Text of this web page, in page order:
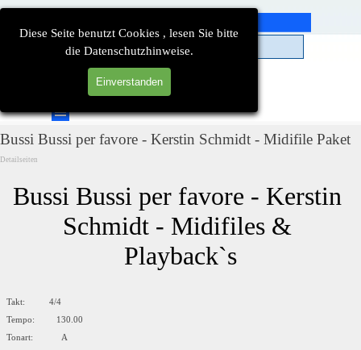
Diese Seite benutzt Cookies , lesen Sie bitte
die Datenschutzhinweise.
Einverstanden
Direkt zum Seiteninhalt
Menü überspringen
Bussi Bussi per favore - Kerstin Schmidt - Midifile Paket
Detailseiten
Bussi Bussi per favore - Kerstin
Schmidt - Midifiles &
Playback`s
Takt: 4/4
Tempo: 130.00
Tonart: A